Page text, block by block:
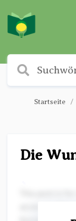
Startseite
Die